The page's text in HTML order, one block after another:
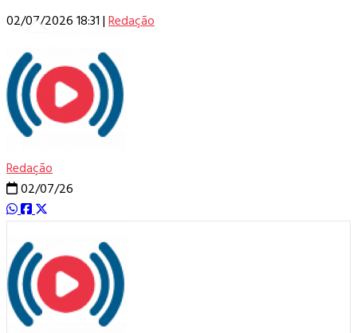
02/07/2026 18:31|Redação
Redação
02/07/26